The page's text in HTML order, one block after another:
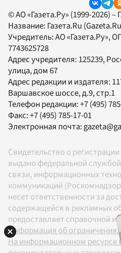
© АО «Газета.Ру» (1999-2026)
Название: Газета.Ru
Учредитель:АО «Газета.Ру»,
7743625728
Адрес учредителя: 125239,
улица, дом 67
Адрес редакции и издателя:
Варшавское шоссе, д.9, стр.1
Телефон редакции:+7 (495)
Факс:+7 (495) 785-17-01
Электронная почта:
Свидетельство о
выдано федеральной
связи, информационных
коммуникаций
несет ответственности за
содержащейся в рекламных
предоставляет справочной
Информация об ограничениях
На информационном ресурсе